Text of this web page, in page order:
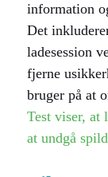
information
Det
ladesession
fjerne
bruger på at
Test viser, at
at undgå